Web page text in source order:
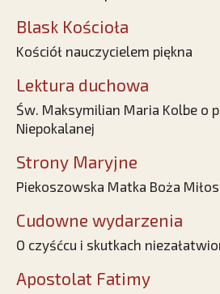
Blask Kościoła
Kościół nauczycielem piękna
Lektura duchowa
Św. Maksymilian Maria Kolbe o
Niepokalanej
Strony Maryjne
Piekoszowska Matka Boża
Cudowne wydarzenia
O czyśćcu i skutkach
Apostolat Fatimy